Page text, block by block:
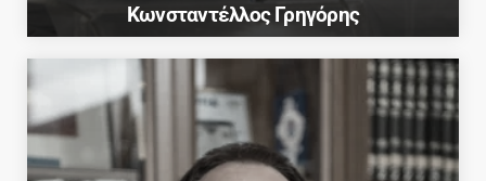
Κωνσταντέλλος Γρηγόρης